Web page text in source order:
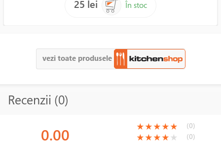
25 lei
În stoc
vezi toate produsele
Recenzii (0)
0.00 (*)
★(*)
★(*)
★(*)
★(*)
★ (0)
(*)
★(*)
★(*)
★(*)
★( )
★ (0)